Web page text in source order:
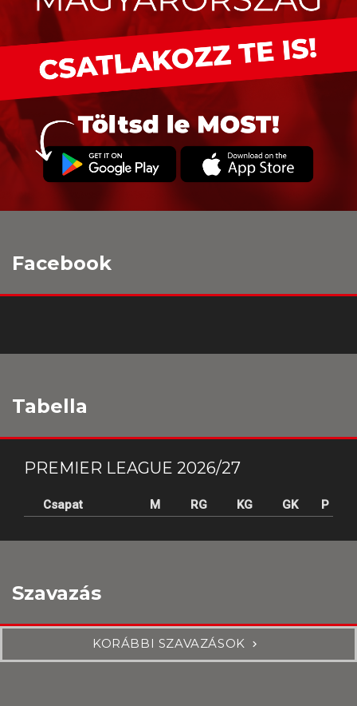
Facebook
Tabella
PREMIER LEAGUE 2026/27
Csapat M RG KG GK P
Szavazás
KORÁBBI SZAVAZÁSOK